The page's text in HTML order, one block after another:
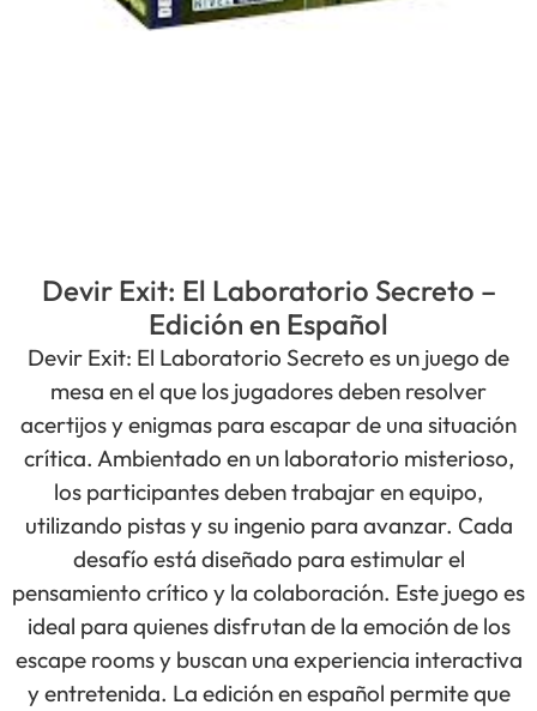
Devir Exit: El Laboratorio Secreto –
Edición en Español
Devir Exit: El Laboratorio Secreto es un juego de
mesa en el que los jugadores deben resolver
acertijos y enigmas para escapar de una situación
crítica. Ambientado en un laboratorio misterioso,
los participantes deben trabajar en equipo,
utilizando pistas y su ingenio para avanzar. Cada
desafío está diseñado para estimular el
pensamiento crítico y la colaboración. Este juego es
ideal para quienes disfrutan de la emoción de los
escape rooms y buscan una experiencia interactiva
y entretenida. La edición en español permite que